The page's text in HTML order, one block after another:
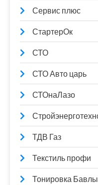
Сервис плюс
СтартерОк
СТО
СТО Авто царь
СТОнаЛазо
ТДВ Газ
Текстиль профи
Тонировка Бавлы